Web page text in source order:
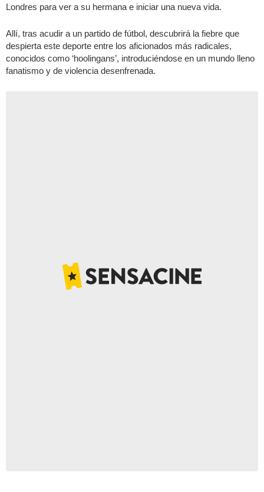
Londres para ver a su hermana e iniciar una nueva vida.
Allí, tras acudir a un partido de fútbol, descubrirá la fiebre que
despierta este deporte entre los aficionados más radicales,
conocidos como ‘hoolingans’, introduciéndose en un mundo lleno
fanatismo y de violencia desenfrenada.